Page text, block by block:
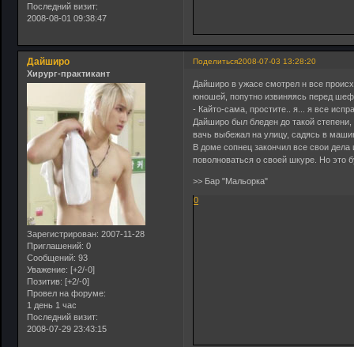
Последний визит:
2008-08-01 09:38:47
Поделиться2008-07-03 13:28:20
Дайширо
Хирург-практикант
Зарегистрирован: 2007-11-28
Приглашений: 0
Сообщений: 93
Уважение: [+2/-0]
Позитив: [+2/-0]
Провел на форуме:
1 день 1 час
Последний визит:
2008-07-29 23:43:15
Дайширо в ужасе смотрел н все
юношей, попутно извиняясь перед
- Кайто-сама, простите.. я... я все
Дайширо был бледен до такой
вачь выбежал на улицу, садясь в
В доме сопнец закончил все свои
поволноваться о своей шкуре. Но это
>> Бар "Мальорка"
0